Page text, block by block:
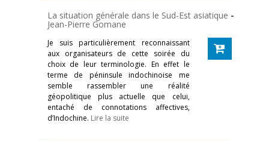
La situation générale dans le Sud-Est asiatique -
Jean-Pierre Gomane
Je suis particulièrement reconnaissant
aux organisateurs de cette soirée du
choix de leur terminologie. En effet le
terme de péninsule indochinoise me
semble rassembler une réalité
géopolitique plus actuelle que celui,
entaché de connotations affectives,
d’Indochine. Lire la suite